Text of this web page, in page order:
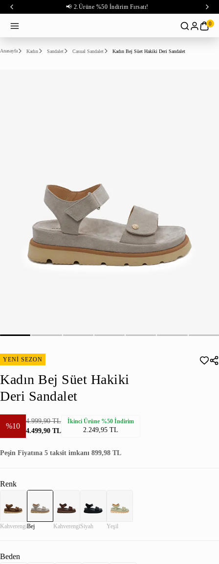
📢 2.Ürüne %50 İndirim Fırsatı!
0
Anasayfa Kadın Sandalet Casual Sandalet Kadın Bej Süet Hakiki Deri Sandalet
YENİ SEZON
Kadın Bej Süet Hakiki
Deri Sandalet
%10
4.999,90 TL
4.499,90 TL
İkinci Ürüne %50 İndirim
2.249,95 TL
Peşin Fiyatına 5 taksit imkanı 899,98 TL
Renk
KahverengiBej KahverengiSiyah Yeşil
Beden